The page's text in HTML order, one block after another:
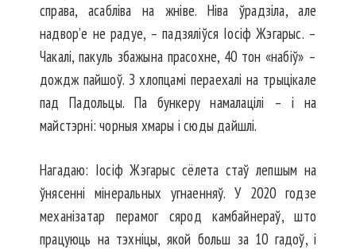
справа, асабліва на жніве. Ніва ўрадзіла, але
надвор’е не радуе, – падзяліўся Іосіф Жэгарыс. –
Чакалі, пакуль збажына прасохне, 40 тон «набіў» –
дождж пайшоў. З хлопцамі пераехалі на трыцікале
пад Падольцы. Па бункеру намалацілі – і на
майстэрні: чорныя хмары і сюды дайшлі.
Нагадаю: Іосіф Жэгарыс сёлета стаў лепшым на
ўнясенні мінеральных угнаенняў. У 2020 годзе
механізатар перамог сярод камбайнераў, што
працуюць на тэхніцы, якой больш за 10 гадоў, і